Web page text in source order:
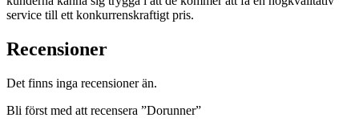
service till ett konkurrenskraftigt pris.
Recensioner
Det finns inga recensioner än.
Bli först med att recensera ”Dorunner”